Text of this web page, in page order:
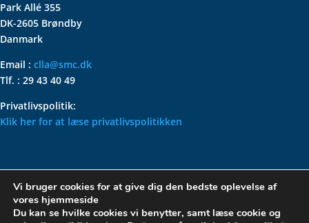
Park Allé 355
DK-2605 Brøndby
Danmark
Email : clla@smc.dk
Tlf. : 29 43 40 49
Privatlivspolitik:
Klik her for at læse privatlivspolitikken
VOLKSWAGEN CLASSIC
PARTS – HOLDER DIN
KLASSISKE VOLKSWAGEN I
Vi bruger cookies for at give dig den bedste oplevelse af
vores hjemmeside
Du kan se hvilke cookies vi benytter, samt læse cookie og